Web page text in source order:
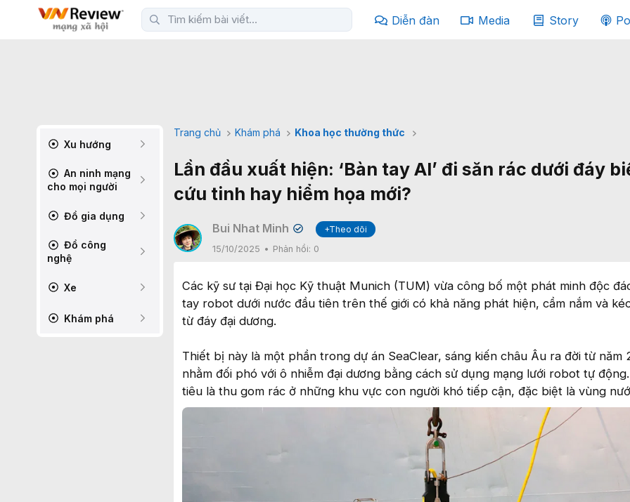
Diễn đàn Media Story
Xu hướng
An ninh mạng
cho mọi người
Đồ gia dụng
Đồ công
nghệ
Xe
Khám phá
Trang chủ Khám phá Khoa học thường thức
Lần đầu xuất hiện: ‘Bàn tay AI’ đi săn rác dưới đáy
cứu tinh hay hiểm họa mới?
Bui Nhat Minh ✔
+Theo dõi
15/10/2025
Phản hồi: 0
Các kỹ sư tại Đại học Kỹ thuật Munich (TUM) vừa công bố một phát minh độc
tay robot dưới nước đầu tiên trên thế giới có khả năng phát hiện, cầm nắm và
từ đáy đại dương.
Thiết bị này là một phần trong dự án SeaClear, sáng kiến châu Âu ra đời từ năm
nhằm đối phó với ô nhiễm đại dương bằng cách sử dụng mạng lưới robot tự
tiêu là thu gom rác ở những khu vực con người khó tiếp cận, đặc biệt là vùng